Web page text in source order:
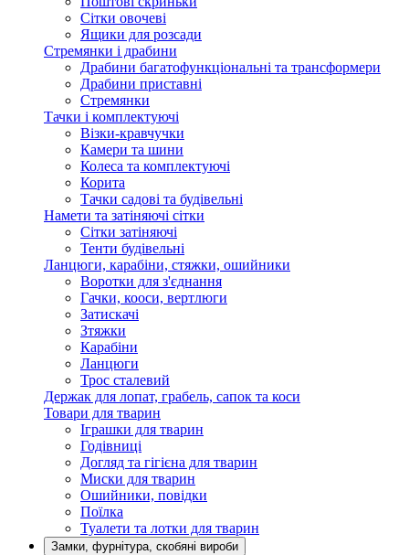
Сітки овочеві
Ящики для розсади
Стремянки і драбини
Драбини багатофункціональні та трансформери
Драбини приставні
Стремянки
Тачки і комплектуючі
Візки-кравчучки
Камери та шини
Колеса та комплектуючі
Корита
Тачки садові та будівельні
Намети та затіняючі сітки
Сітки затіняючі
Тенти будівельні
Ланцюги, карабіни, стяжки, ошийники
Воротки для з'єднання
Гачки, кооси, вертлюги
Затискачі
Зтяжки
Карабіни
Ланцюги
Трос сталевий
Держак для лопат, грабель, сапок та коси
Товари для тварин
Іграшки для тварин
Годівниці
Догляд та гігієна для тварин
Миски для тварин
Ошийники, повідки
Поїлка
Туалети та лотки для тварин
Замки, фурнітура, скобяні вироби